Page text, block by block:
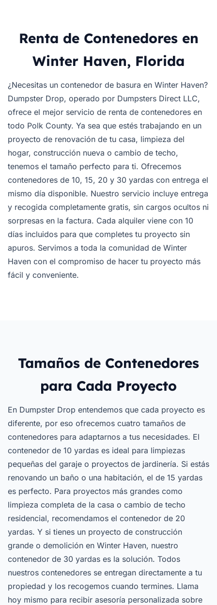
Renta de Contenedores en
Winter Haven, Florida
¿Necesitas un contenedor de basura en Winter Haven?
Dumpster Drop, operado por Dumpsters Direct LLC,
ofrece el mejor servicio de renta de contenedores en
todo Polk County. Ya sea que estés trabajando en un
proyecto de renovación de tu casa, limpieza del
hogar, construcción nueva o cambio de techo,
tenemos el tamaño perfecto para ti. Ofrecemos
contenedores de 10, 15, 20 y 30 yardas con entrega el
mismo día disponible. Nuestro servicio incluye entrega
y recogida completamente gratis, sin cargos ocultos ni
sorpresas en la factura. Cada alquiler viene con 10
días incluidos para que completes tu proyecto sin
apuros. Servimos a toda la comunidad de Winter
Haven con el compromiso de hacer tu proyecto más
fácil y conveniente.
Tamaños de Contenedores
para Cada Proyecto
En Dumpster Drop entendemos que cada proyecto es
diferente, por eso ofrecemos cuatro tamaños de
contenedores para adaptarnos a tus necesidades. El
contenedor de 10 yardas es ideal para limpiezas
pequeñas del garaje o proyectos de jardinería. Si estás
renovando un baño o una habitación, el de 15 yardas
es perfecto. Para proyectos más grandes como
limpieza completa de la casa o cambio de techo
residencial, recomendamos el contenedor de 20
yardas. Y si tienes un proyecto de construcción
grande o demolición en Winter Haven, nuestro
contenedor de 30 yardas es la solución. Todos
nuestros contenedores se entregan directamente a tu
propiedad y los recogemos cuando termines. Llama
hoy mismo para recibir asesoría personalizada sobre